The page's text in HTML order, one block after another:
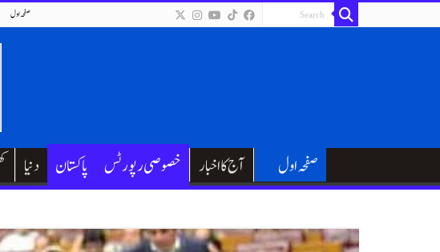
صفحہ اول
دنیا پاکستان خصوصی رپورٹس آج کا اخبار صفحہ اول